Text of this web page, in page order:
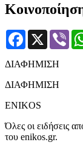
Facebook
X
ΔΙΑΦΗΜΙΣΗ
ΔΙΑΦΗΜΙΣΗ
ENIKOS
Όλες οι ειδήσεις
του enikos.gr.